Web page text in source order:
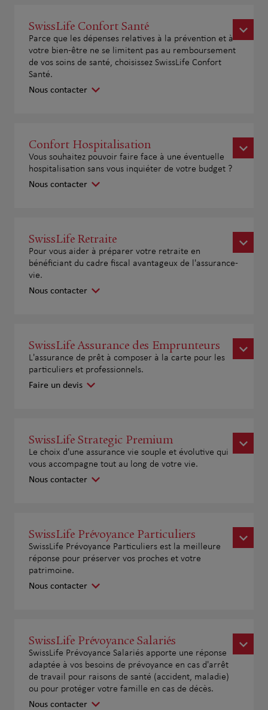
SwissLife Confort Santé
Parce que les dépenses relatives à la prévention et à
votre bien-être ne se limitent pas au remboursement
de vos soins de santé, choisissez SwissLife Confort
Santé.
Nous contacter
Confort Hospitalisation
Vous souhaitez pouvoir faire face à une éventuelle
hospitalisation sans vous inquiéter de votre budget ?
Nous contacter
SwissLife Retraite
Pour vous aider à préparer votre retraite en
bénéficiant du cadre fiscal avantageux de l'assurance-
vie.
Nous contacter
SwissLife Assurance des Emprunteurs
L'assurance de prêt à composer à la carte pour les
particuliers et professionnels.
Faire un devis
SwissLife Strategic Premium
Le choix d'une assurance vie souple et évolutive qui
vous accompagne tout au long de votre vie.
Nous contacter
SwissLife Prévoyance Particuliers
SwissLife Prévoyance Particuliers est la meilleure
réponse pour préserver vos proches et votre
patrimoine.
Nous contacter
SwissLife Prévoyance Salariés
SwissLife Prévoyance Salariés apporte une réponse
adaptée à vos besoins de prévoyance en cas d'arrêt
de travail pour raisons de santé (accident, maladie)
ou pour protéger votre famille en cas de décès.
Nous contacter